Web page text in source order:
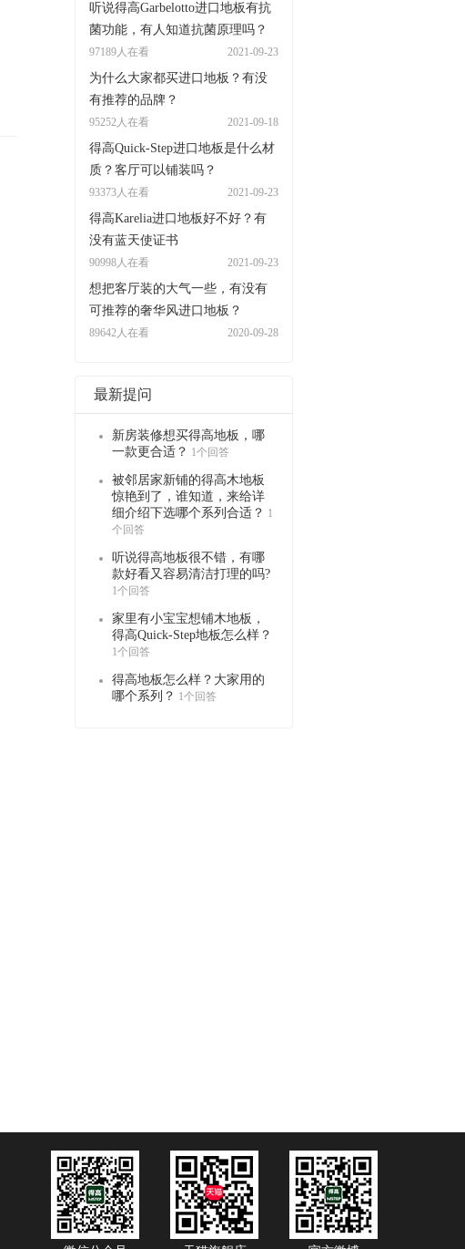
听说得高Garbelotto进口地板有抗
菌功能，有人知道抗菌原理吗？
97189人在看 2021-09-23
为什么大家都买进口地板？有没
有推荐的品牌？
95252人在看 2021-09-18
得高Quick-Step进口地板是什么材
质？客厅可以铺装吗？
93373人在看 2021-09-23
得高Karelia进口地板好不好？有
没有蓝天使证书
90998人在看 2021-09-23
想把客厅装的大气一些，有没有
可推荐的奢华风进口地板？
89642人在看 2020-09-28
最新提问
新房装修想买得高地板，哪
一款更合适？ 1个回答
被邻居家新铺的得高木地板
惊艳到了，谁知道，来给详
细介绍下选哪个系列合适？ 1
个回答
听说得高地板很不错，有哪
款好看又容易清洁打理的吗?
1个回答
家里有小宝宝想铺木地板，
得高Quick-Step地板怎么样？
1个回答
得高地板怎么样？大家用的
哪个系列？ 1个回答